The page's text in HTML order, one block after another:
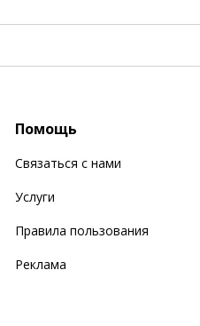
Помощь
Связаться с нами
Услуги
Правила пользования
Реклама